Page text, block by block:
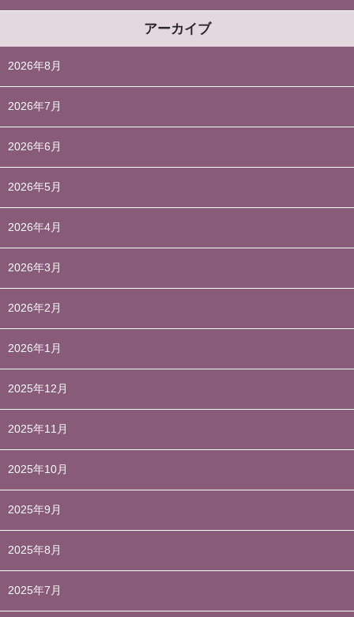
アーカイブ
2026年8月
2026年7月
2026年6月
2026年5月
2026年4月
2026年3月
2026年2月
2026年1月
2025年12月
2025年11月
2025年10月
2025年9月
2025年8月
2025年7月